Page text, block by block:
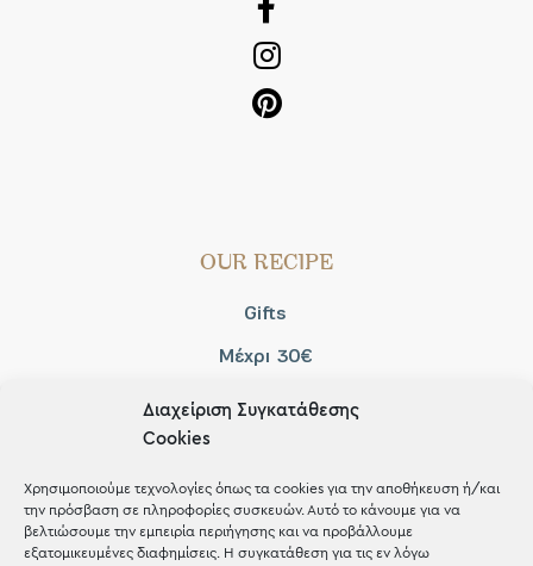
Διαχείριση Συγκατάθεσης
Cookies
Χρησιμοποιούμε τεχνολογίες όπως τα cookies για την αποθήκευση ή/και
την πρόσβαση σε πληροφορίες συσκευών. Αυτό το κάνουμε για να
βελτιώσουμε την εμπειρία περιήγησης και να προβάλλουμε
εξατομικευμένες διαφημίσεις. Η συγκατάθεση για τις εν λόγω
OUR RECIPE
Gifts
Μέχρι 30€
Blog
Shop the look